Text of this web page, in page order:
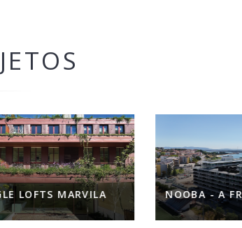
LOFTS MARVILA NOOBA - A